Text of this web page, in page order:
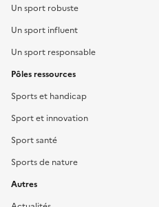
Un sport robuste
Un sport influent
Un sport responsable
Pôles ressources
Sports et handicap
Sport et innovation
Sport santé
Sports de nature
Autres